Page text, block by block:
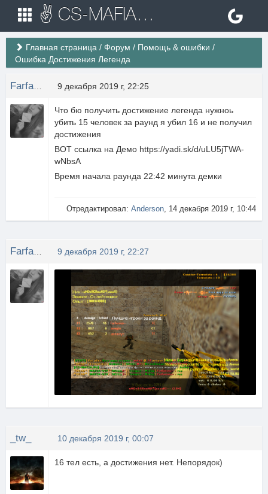
✌ CS-MAFIA.RU ✌ Игровые сервера Counter Strike 1.6
Главная страница / Форум / Помощь & ошибки /
Ошибка Достижения Легенда
9 декабря 2019 г, 22:25
Что бю получить достижение легенда нужноь
убить 15 человек за раунд я убил 16 и не получил
достижения
ВОТ ссылка на Демо https://yadi.sk/d/uLU5jTWA-
wNbsA
Время начала раунда 22:42 минута демки
Отредактировал: Anderson, 14 декабря 2019 г, 10:44
9 декабря 2019 г, 22:27
_tw_ 10 декабря 2019 г, 00:07
16 тел есть, а достижения нет. Непорядок)